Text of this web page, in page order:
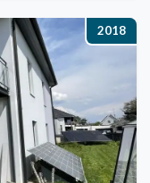
2018